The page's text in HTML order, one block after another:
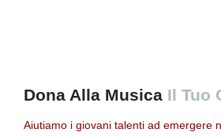
Dona Alla Musica Il Tuo
Aiutiamo i giovani talenti ad emergere